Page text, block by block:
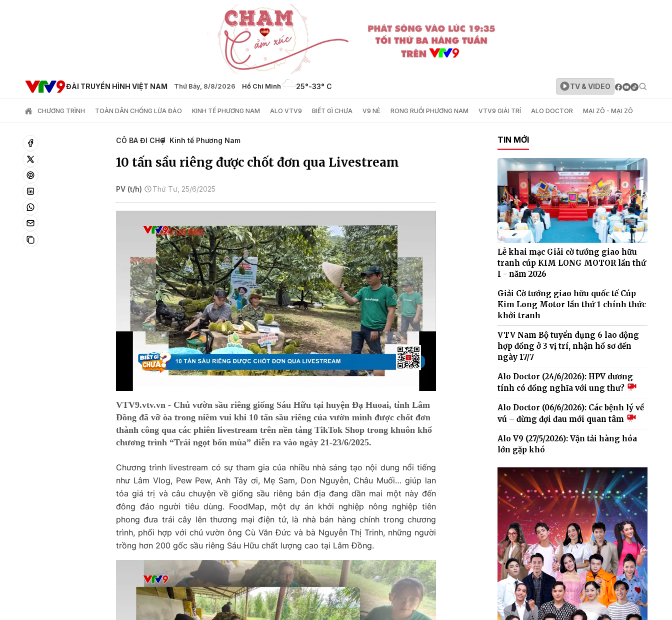
ĐÀI TRUYỀN HÌNH VIỆT NAM Thứ Bảy, 8/8/2026 Hồ Chí Minh 25°-33° C TV & VIDEO
CHƯƠNG TRÌNH TOÀN DÂN CHỐNG LỪA ĐẢO KINH TẾ PHƯƠNG NAM ALO VTV9 BIẾT GÌ CHƯA V9 NÈ RONG RUỔI PHƯƠNG NAM VTV9 GIẢI TRÍ ALO DOCTOR MẠI ZÔ - MẠI ZÔ
CÔ BA ĐI CHỢ Kinh tế Phương Nam
10 tấn sầu riêng được chốt đơn qua Livestream
PV (t/h) Thứ Tư, 25/6/2025
VTV9.vtv.vn - Chủ vườn sầu riêng giống Sáu Hữu tại huyện Đạ Huoai, tỉnh Lâm
Đồng đã vỡ òa trong niềm vui khi 10 tấn sầu riêng của vườn mình được chốt đơn
thành công qua các phiên livestream trên nền tảng TikTok Shop trong khuôn khổ
chương trình “Trái ngọt bốn mùa” diễn ra vào ngày 21-23/6/2025.
Chương trình livestream có sự tham gia của nhiều nhà sáng tạo nội dung nổi tiếng
như Lâm Vlog, Pew Pew, Anh Tây ơi, Mẹ Sam, Don Nguyễn, Châu Muối… giúp lan
tỏa giá trị và câu chuyện về giống sầu riêng bản địa đang dần mai một này đến
đông đảo người tiêu dùng. FoodMap, một dự án khởi nghiệp nông nghiệp tiên
phong đưa trái cây lên thương mại điện tử, là nhà bán hàng chính trong chương
trình, phối hợp với chủ vườn ông Cù Văn Đức và bà Nguyễn Thị Trinh, những người
trồng hơn 200 gốc sầu riêng Sáu Hữu chất lượng cao tại Lâm Đồng.
TIN MỚI
Lễ khai mạc Giải cờ tướng giao hữu
tranh cúp KIM LONG MOTOR lần thứ
I - năm 2026
Giải Cờ tướng giao hữu quốc tế Cúp
Kim Long Motor lần thứ 1 chính thức
khởi tranh
VTV Nam Bộ tuyển dụng 6 lao động
hợp đồng ở 3 vị trí, nhận hồ sơ đến
ngày 17/7
Alo Doctor (24/6/2026): HPV dương
tính có đồng nghĩa với ung thư?
Alo Doctor (06/6/2026): Các bệnh lý về
vú – đừng đợi đau mới quan tâm
Alo V9 (27/5/2026): Vận tải hàng hóa
lớn gặp khó